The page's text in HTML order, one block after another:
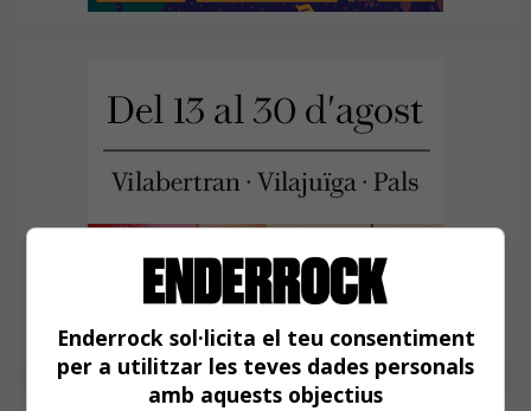
Enderrock sol·licita el teu consentiment
per a utilitzar les teves dades personals
amb aquests objectius